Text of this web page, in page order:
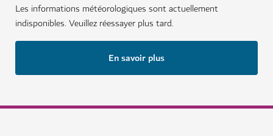
Les informations météorologiques sont actuellement
indisponibles. Veuillez réessayer plus tard.
En savoir plus